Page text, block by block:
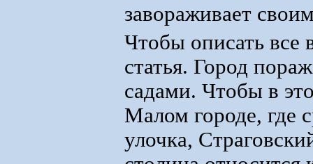
завораживает
Чтобы описать все
статья. Город
садами. Чтобы в
Малом городе, где
улочка,